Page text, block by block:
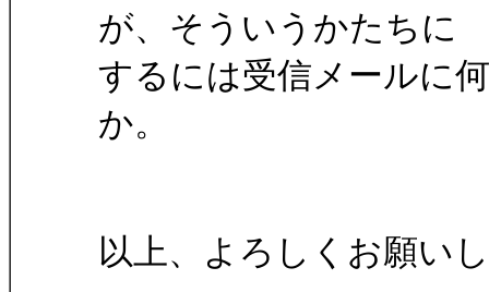
が、そういうかたちに
するには受信メールに
か。
以上、よろしくお願い